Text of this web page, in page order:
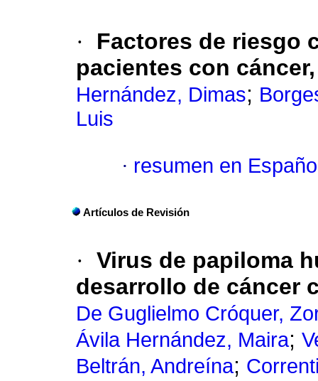
·
Factores de riesgo
pacientes con
Hernández, Dimas;
Luis
· resumen en
Artículos de Revisión
· Virus de papiloma
desarrollo de cáncer
De Guglielmo Cróquer,
Ávila Hernández, Maira;
Beltrán, Andreína;